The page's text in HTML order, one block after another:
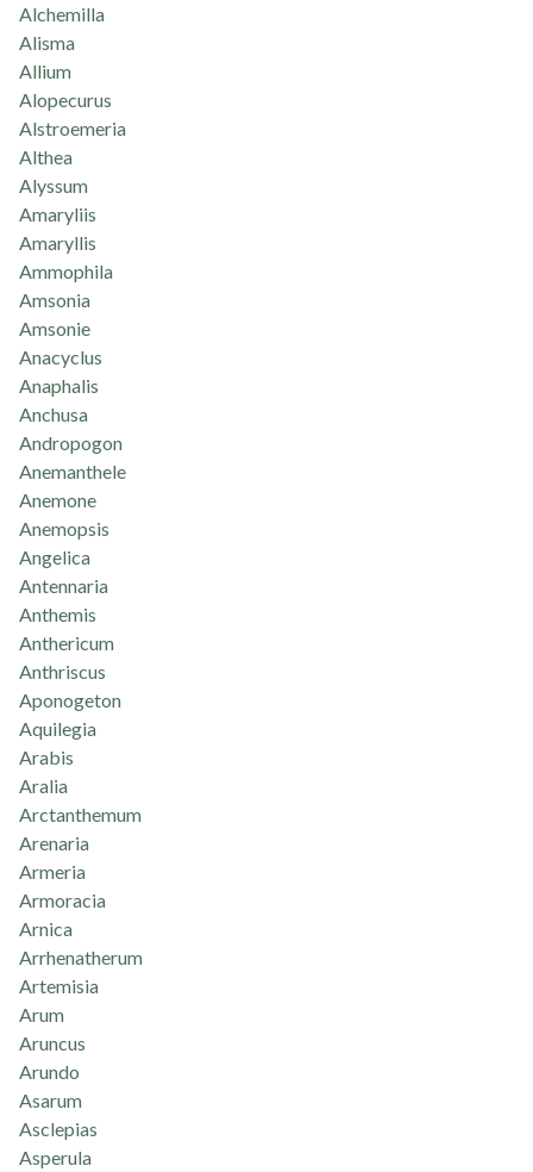
Alchemilla
Alisma
Allium
Alopecurus
Alstroemeria
Althea
Alyssum
Amaryliis
Amaryllis
Ammophila
Amsonia
Amsonie
Anacyclus
Anaphalis
Anchusa
Andropogon
Anemanthele
Anemone
Anemopsis
Angelica
Antennaria
Anthemis
Anthericum
Anthriscus
Aponogeton
Aquilegia
Arabis
Aralia
Arctanthemum
Arenaria
Armeria
Armoracia
Arnica
Arrhenatherum
Artemisia
Arum
Aruncus
Arundo
Asarum
Asclepias
Asperula